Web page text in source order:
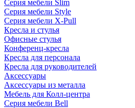
Серия мебели Slim
Серия мебели Style
Серия мебели X-Pull
Кресла и стулья
Офисные стулья
Конференц-кресла
Кресла для персонала
Кресла для руководителей
Аксессуары
Аксессуары из металла
Мебель для Колл-центра
Серия мебели Bell